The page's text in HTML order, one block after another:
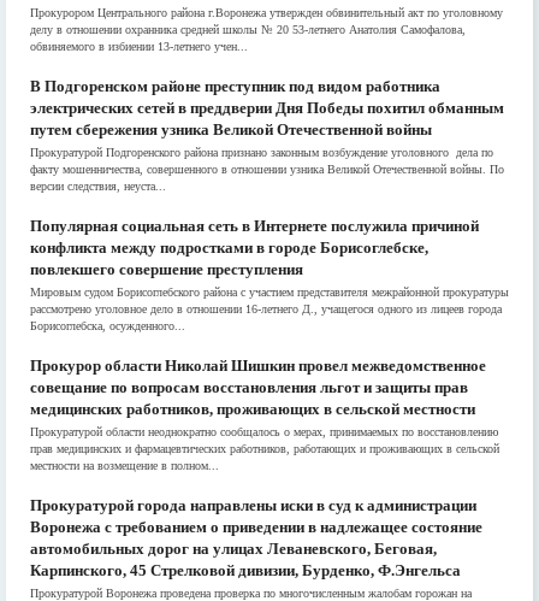
Прокурором Центрального района г.Воронежа утвержден обвинительный акт по уголовному
делу в отношении охранника средней школы № 20 53-летнего Анатолия Самофалова,
обвиняемого в избиении 13-летнего учен...
В Подгоренском районе преступник под видом работника
электрических сетей в преддверии Дня Победы похитил обманным
путем сбережения узника Великой Отечественной войны
Прокуратурой Подгоренского района признано законным возбуждение уголовного дела по
факту мошенничества, совершенного в отношении узника Великой Отечественной войны. По
версии следствия, неуста...
Популярная социальная сеть в Интернете послужила причиной
конфликта между подростками в городе Борисоглебске,
повлекшего совершение преступления
Мировым судом Борисоглебского района с участием представителя межрайонной прокуратуры
рассмотрено уголовное дело в отношении 16-летнего Д., учащегося одного из лицеев города
Борисоглебска, осужденного...
Прокурор области Николай Шишкин провел межведомственное
совещание по вопросам восстановления льгот и защиты прав
медицинских работников, проживающих в сельской местности
Прокуратурой области неоднократно сообщалось о мерах, принимаемых по восстановлению
прав медицинских и фармацевтических работников, работающих и проживающих в сельской
местности на возмещение в полном...
Прокуратурой города направлены иски в суд к администрации
Воронежа с требованием о приведении в надлежащее состояние
автомобильных дорог на улицах Леваневского, Беговая,
Карпинского, 45 Стрелковой дивизии, Бурденко, Ф.Энгельса
Прокуратурой Воронежа проведена проверка по многочисленным жалобам горожан на